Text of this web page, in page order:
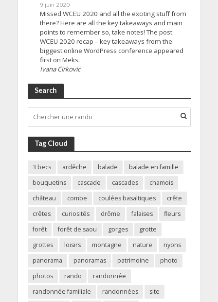
9 juin 2020
Missed WCEU 2020 and all the exciting stuff from
there? Here are all the key takeaways and main
points to remember so, take notes! The post
WCEU 2020 recap – key takeaways from the
biggest online WordPress conference appeared
first on Meks.
Ivana Cirkovic
Search
Tag Cloud
3 becs ardêche balade
balade en famille
bouquetins
cascade cascades
chamois
château
combe coulées basaltiques
crête
crêtes
curiosités drôme falaises
fleurs
forêt
forêt de saou gorges
grotte
grottes
loisirs montagne nature
nyons
panorama
panoramas patrimoine
photo
photos
rando
randonnée
randonnée familiale
randonnées
site